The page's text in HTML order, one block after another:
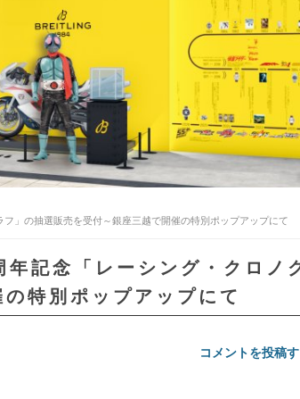
」の抽選販売を受付～銀座三越で開催の特別ポップアップにて
記念「レーシング・クロノ
特別ポップアップにて
コメントを投稿